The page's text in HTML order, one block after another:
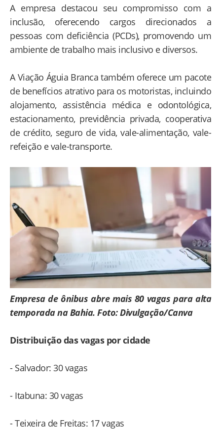
A empresa destacou seu compromisso com a
inclusão, oferecendo cargos direcionados a
pessoas com deficiência (PCDs), promovendo um
ambiente de trabalho mais inclusivo e diversos.
A Viação Águia Branca também oferece um pacote
de benefícios atrativo para os motoristas, incluindo
alojamento, assistência médica e odontológica,
estacionamento, previdência privada, cooperativa
de crédito, seguro de vida, vale-alimentação, vale-
refeição e vale-transporte.
Empresa de ônibus abre mais 80 vagas para alta
temporada na Bahia. Foto: Divulgação/Canva
Distribuição das vagas por cidade
- Salvador: 30 vagas
- Itabuna: 30 vagas
- Teixeira de Freitas: 17 vagas